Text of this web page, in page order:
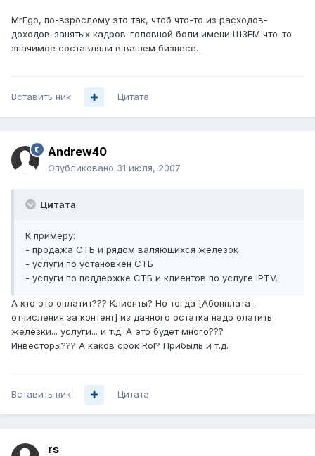
MrEgo, по-взрослому это так, чтоб что-то из расходов-
доходов-занятых кадров-головной боли имени ШЗЕМ что-то
значимое составляли в вашем бизнесе.
Вставить ник Цитата
Andrew40
Опубликовано 31 июля, 2007
Цитата
К примеру:
- продажа СТБ и рядом валяющихся железок
- услуги по установкен СТБ
- услуги по поддержке СТБ и клиентов по услуге IPTV.
А кто это оплатит??? Клиенты? Но тогда [Абонплата-
отчисления за контент] из данного остатка надо олатить
железки... услуги... и т.д. А это будет много???
Инвесторы??? А каков срок RoI? Прибыль и т.д.
Вставить ник Цитата
rs